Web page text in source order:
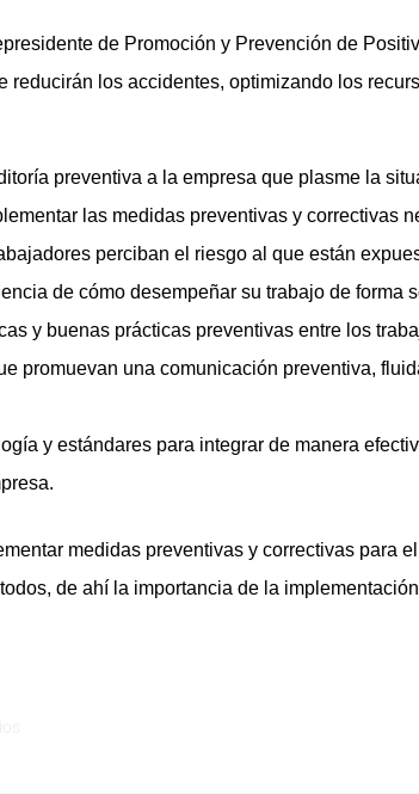
de Promoción y Prevención de
reducirán los accidentes, optimizando los
preventiva a la empresa que plasme la
las medidas preventivas y correctivas
perciban el riesgo al que están
de cómo desempeñar su trabajo de forma
y buenas prácticas preventivas entre los
promuevan una comunicación preventiva,
y estándares para integrar de manera
medidas preventivas y correctivas para
de ahí la importancia de la